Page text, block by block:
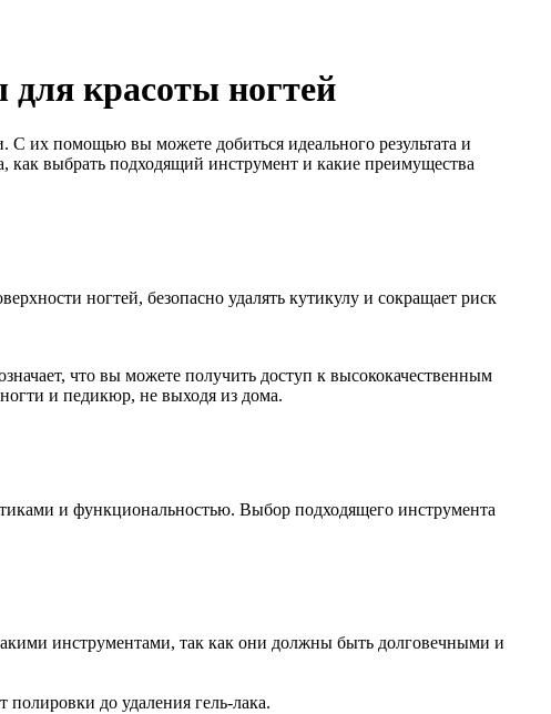
красоты ногтей
их помощью вы можете добиться идеального результата и
как выбрать подходящий инструмент и какие преимущества
ногтей, безопасно удалять кутикулу и сокращает риск
что вы можете получить доступ к высококачественным
и педикюр, не выходя из дома.
и функциональностью. Выбор подходящего инструмента
инструментами, так как они должны быть долговечными и
до удаления гель-лака.